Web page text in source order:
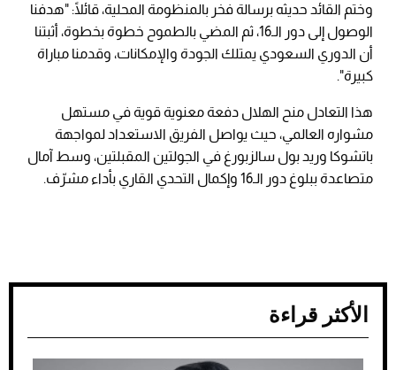
وختم القائد حديثه برسالة فخر بالمنظومة المحلية، قائلًا: "هدفنا
الوصول إلى دور الـ16، ثم المضي بالطموح خطوة بخطوة، أثبتنا
أن الدوري السعودي يمتلك الجودة والإمكانات، وقدمنا مباراة
كبيرة".
هذا التعادل منح الهلال دفعة معنوية قوية في مستهل
مشواره العالمي، حيث يواصل الفريق الاستعداد لمواجهة
باتشوكا وريد بول سالزبورغ في الجولتين المقبلتين، وسط آمال
متصاعدة ببلوغ دور الـ16 وإكمال التحدي القاري بأداء مشرّف.
الأكثر قراءة